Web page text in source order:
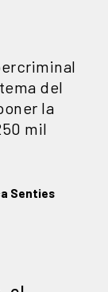
del
la
mil
Senties